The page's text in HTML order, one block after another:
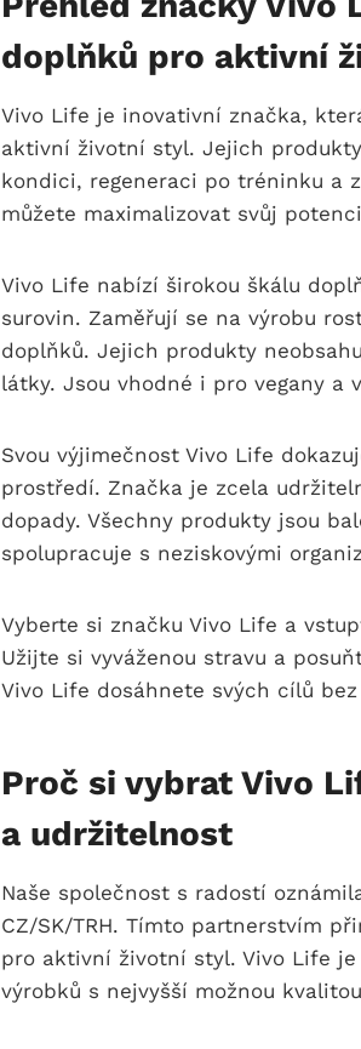
doplňků pro aktivní
Vivo Life je inovativní značka,
aktivní životní styl. Jejich
kondici, regeneraci po tréninku a
můžete maximalizovat svůj
Vivo Life nabízí širokou škálu
surovin. Zaměřují se na výrobu
doplňků. Jejich produkty
látky. Jsou vhodné i pro vegany a
Svou výjimečnost Vivo Life
prostředí. Značka je zcela
dopady. Všechny produkty jsou
spolupracuje s neziskovými
Vyberte si značku Vivo Life a
Užijte si vyváženou stravu a
Vivo Life dosáhnete svých cílů
Proč si vybrat Vivo
a udržitelnost
Naše společnost s radostí
CZ/SK/TRH. Tímto partnerstvím
pro aktivní životní styl. Vivo Life
výrobků s nejvyšší možnou